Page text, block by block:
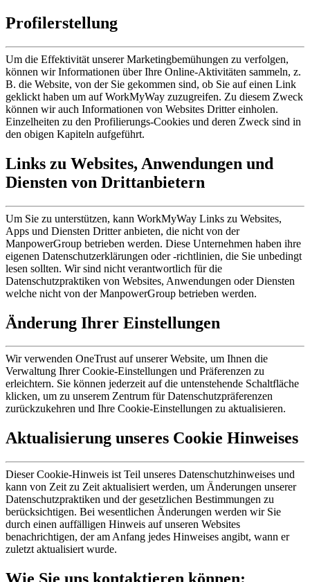
Profilerstellung
Um die Effektivität unserer Marketingbemühungen zu verfolgen,
können wir Informationen über Ihre Online-Aktivitäten sammeln, z.
B. die Website, von der Sie gekommen sind, ob Sie auf einen Link
geklickt haben um auf WorkMyWay zuzugreifen. Zu diesem Zweck
können wir auch Informationen von Websites Dritter einholen.
Einzelheiten zu den Profilierungs-Cookies und deren Zweck sind in
den obigen Kapiteln aufgeführt.
Links zu Websites, Anwendungen und
Diensten von Drittanbietern
Um Sie zu unterstützen, kann WorkMyWay Links zu Websites,
Apps und Diensten Dritter anbieten, die nicht von der
ManpowerGroup betrieben werden. Diese Unternehmen haben ihre
eigenen Datenschutzerklärungen oder -richtlinien, die Sie unbedingt
lesen sollten. Wir sind nicht verantwortlich für die
Datenschutzpraktiken von Websites, Anwendungen oder Diensten
welche nicht von der ManpowerGroup betrieben werden.
Änderung Ihrer Einstellungen
Wir verwenden OneTrust auf unserer Website, um Ihnen die
Verwaltung Ihrer Cookie-Einstellungen und Präferenzen zu
erleichtern. Sie können jederzeit auf die untenstehende Schaltfläche
klicken, um zu unserem Zentrum für Datenschutzpräferenzen
zurückzukehren und Ihre Cookie-Einstellungen zu aktualisieren.
Aktualisierung unseres Cookie Hinweises
Dieser Cookie-Hinweis ist Teil unseres Datenschutzhinweises und
kann von Zeit zu Zeit aktualisiert werden, um Änderungen unserer
Datenschutzpraktiken und der gesetzlichen Bestimmungen zu
berücksichtigen. Bei wesentlichen Änderungen werden wir Sie
durch einen auffälligen Hinweis auf unseren Websites
benachrichtigen, der am Anfang jedes Hinweises angibt, wann er
zuletzt aktualisiert wurde.